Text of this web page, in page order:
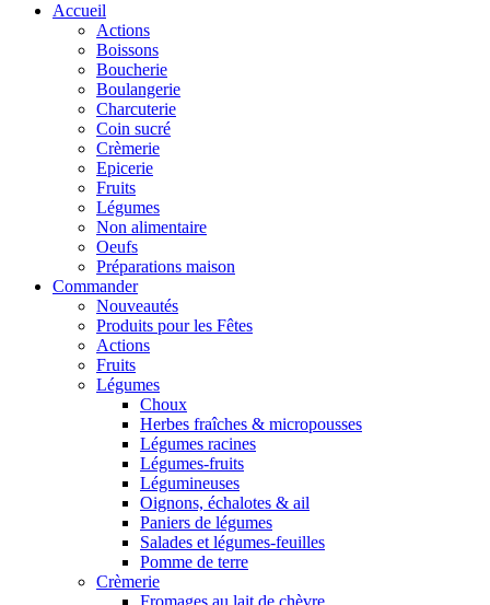
Accueil
Actions
Boissons
Boucherie
Boulangerie
Charcuterie
Coin sucré
Crèmerie
Epicerie
Fruits
Légumes
Non alimentaire
Oeufs
Préparations maison
Commander
Nouveautés
Produits pour les Fêtes
Actions
Fruits
Légumes
Choux
Herbes fraîches & micropousses
Légumes racines
Légumes-fruits
Légumineuses
Oignons, échalotes & ail
Paniers de légumes
Salades et légumes-feuilles
Pomme de terre
Crèmerie
Fromages au lait de chèvre